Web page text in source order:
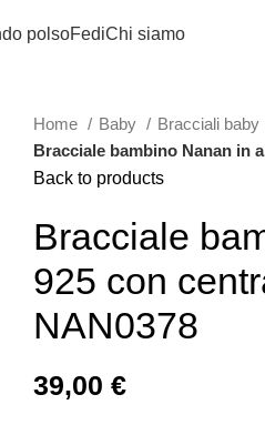
polsoFediChi siamo
Home Baby
Bracciali baby
Bracciale bambino Nanan in
Back to products
Bracciale
925 con
NAN0378
39,00 €